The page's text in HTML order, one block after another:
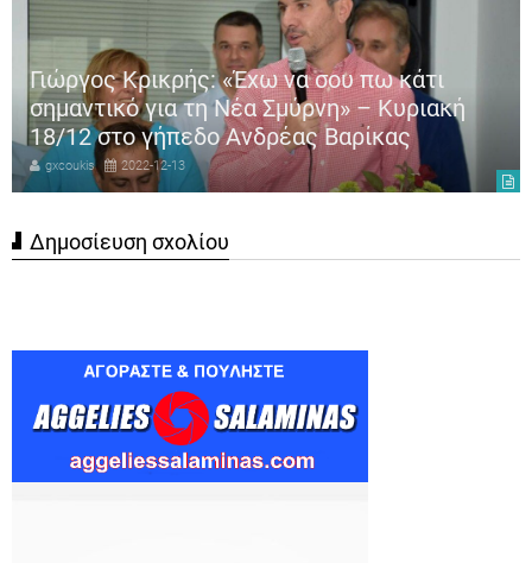
Γιώργος Κρικρής: «Έχω να σου πω κάτι
σημαντικό για τη Νέα Σμύρνη» – Κυριακή
18/12 στο γήπεδο Ανδρέας Βαρίκας
gxcoukis 2022-12-13
Δημοσίευση σχολίου